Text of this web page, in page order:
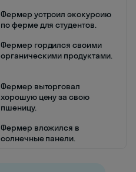
Фермер устроил экскурсию
по ферме для студентов.
Фермер гордился своими
органическими продуктами.
Фермер выторговал
хорошую цену за свою
пшеницу.
Фермер вложился в
солнечные панели.